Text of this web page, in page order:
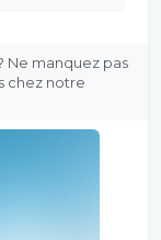
Ne manquez pas
chez notre